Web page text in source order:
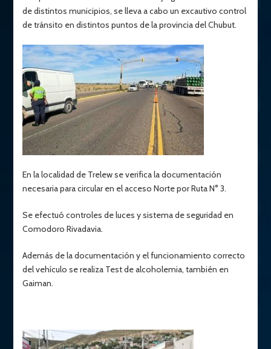
de distintos municipios, se lleva a cabo un excautivo control
de tránsito en distintos puntos de la provincia del Chubut.
En la localidad de Trelew se verifica la documentación
necesaria para circular en el acceso Norte por Ruta N° 3.
Se efectuó controles de luces y sistema de seguridad en
Comodoro Rivadavia.
Además de la documentación y el funcionamiento correcto
del vehículo se realiza Test de alcoholemia, también en
Gaiman.